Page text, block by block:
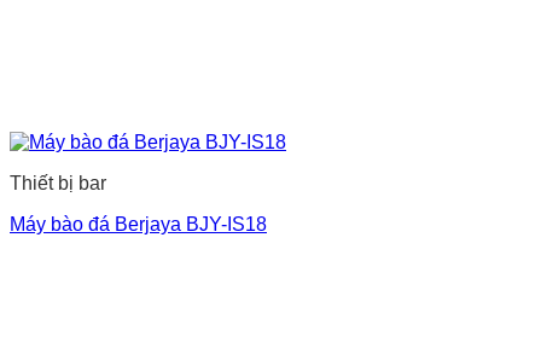
Thiết bị bar
Máy bào đá Berjaya BJY-IS18